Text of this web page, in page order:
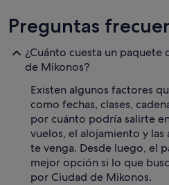
Preguntas
¿Cuánto cuesta un paquete
de Mikonos?
Existen algunos factores
como fechas, clases,
por cuánto podría salirte
vuelos, el alojamiento y
te venga. Desde luego, el
mejor opción si lo que
por Ciudad de Mikonos.